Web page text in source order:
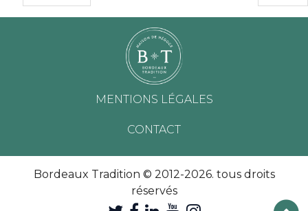
MENTIONS LÉGALES
CONTACT
Bordeaux Tradition © 2012-2026. tous droits
réservés